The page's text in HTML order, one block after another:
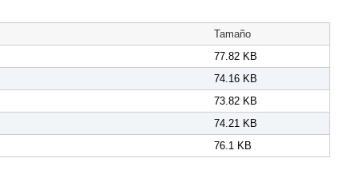
Tamaño
77.82 KB
74.16 KB
73.82 KB
74.21 KB
76.1 KB